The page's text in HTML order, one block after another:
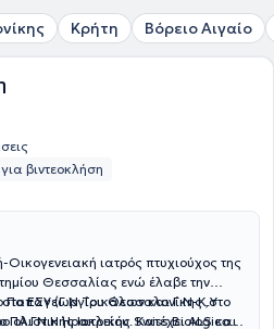
Κρήτη Βόρειο Αιγαίο
βιντεοκλήση
Οικογενειακή ιατρός πτυχιούχος της
Θεσσαλίας ενώ έλαβε την
Παπαγεωργίου Θεσσαλονίκης ,στο
Ηρακλείου. Κατέχει ALS και
ΕΣΥ (Γ.Ν Τρικάλων και Γ.Ν-Κ.Υ
ολιστικής Ιατρικής Swiss Biological